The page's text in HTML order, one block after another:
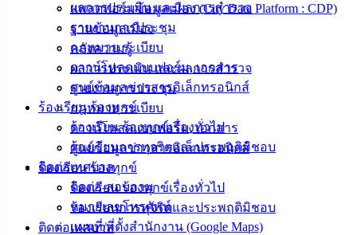
ผลการประเมิน และผลการสำรวจ
รายงานการประชุม
กฎหมาย ระเบียบ
ดาวน์โหลดแบบฟอร์ม, เอกสาร
ศูนย์ข้อมูลข่าวสารอิเล็กทรอนิกส์
ร้องเรียน ร้องทุกข์
ร้องเรียน ร้องทุกข์เรื่องทั่วไป
ร้องเรียนการทุจริตและประพฤติมิชอบ
ติดต่อเทศบาล
ติดต่อ-สอบถาม
หมายเลขโทรศัพท์
แผนที่/ที่ตั้งสำนักงาน (Google Maps)
แพลตฟอร์มข้อมูลเมือง (City Data Platform : CDP)
ฐานข้อมูลเมือง
คลังความรู้
ผลการประเมิน และผลการสำรวจ
รายงานการประชุม
กฎหมาย ระเบียบ
ดาวน์โหลดแบบฟอร์ม, เอกสาร
ศูนย์ข้อมูลข่าวสารอิเล็กทรอนิกส์
ร้องเรียน ร้องทุกข์
ร้องเรียน ร้องทุกข์เรื่องทั่วไป
ร้องเรียนการทุจริตและประพฤติมิชอบ
ติดต่อเทศบาล
ประชาชน/
คู่มือการ
ปฏิบัติ
งาน
ข่าวสาร
น่ารู้
ศุนย์
ข้อมูล
ข่าวสาร
อิเล็กทรอนิกส์
องค์
ความรู้